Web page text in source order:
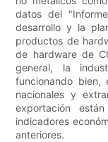
datos del
desarrollo y la
productos de
de hardware de
general, la
funcionando bien,
nacionales y
exportación
indicadores
anteriores.